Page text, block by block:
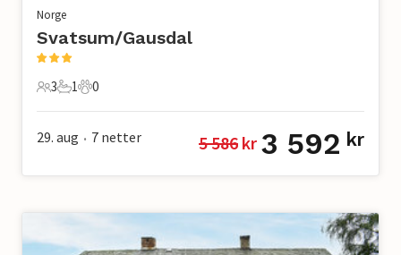
Norge
Svatsum/Gausdal
3 Gjester
3
1 Bad
1
0 Kjæledyr
0
29. aug • 7 netter 5 586 kr 3 592 kr